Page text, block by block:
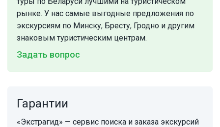
рынке. У нас самые выгодные предложения по
экскурсиям по Минску, Бресту, Гродно и другим
знаковым туристическим центрам.
Задать вопрос
Гарантии
«Экстрагид» — сервис поиска и заказа экскурсий